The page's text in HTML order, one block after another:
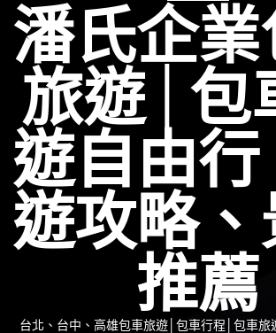
潘氏企
旅遊│包
遊自由
遊攻略
推薦
台北、台中、高雄包車旅遊│包車行程│包車旅